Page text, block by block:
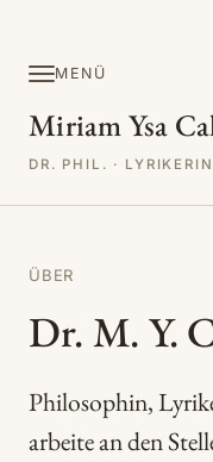
MENÜ
Miriam Ysa
DR. PHIL. ·
ÜBER
Dr. M. Y.
Philosophin,
arbeite an den